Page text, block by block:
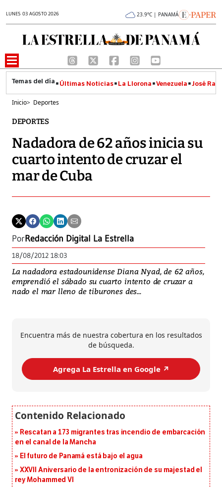
LUNES 03 AGOSTO 2026 23.9°C | PANAMÁ
Últimas Noticias La Llorona Venezuela José
Inicio> Deportes
DEPORTES
Nadadora de 62 años inicia su
cuarto intento de cruzar el
mar de Cuba
PorRedacción Digital La Estrella
18/08/2012 18:03
La nadadora estadounidense Diana Nyad, de 62 años,
emprendió el sábado su cuarto intento de cruzar a
nado el mar lleno de tiburones des...
Encuentra más de nuestra cobertura en los resultados
de búsqueda.
Agrega La Estrella en Google ↗️
Rescatan a 173 migrantes tras incendio de embarcación
en el canal de la Mancha
El futuro de Panamá está bajo el agua
XXVII Aniversario de la entronización de su majestad el
rey Mohammed VI